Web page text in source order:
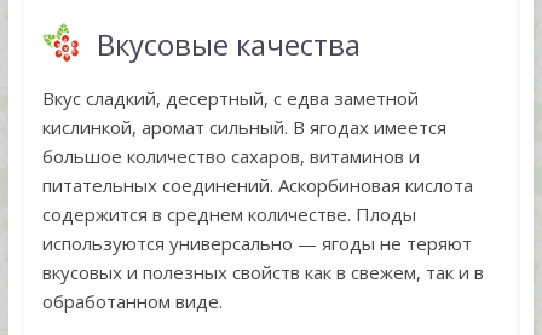
Вкусовые качества
Вкус сладкий, десертный, с едва заметной
кислинкой, аромат сильный. В ягодах имеется
большое количество сахаров, витаминов и
питательных соединений. Аскорбиновая кислота
содержится в среднем количестве. Плоды
используются универсально — ягоды не теряют
вкусовых и полезных свойств как в свежем, так и в
обработанном виде.